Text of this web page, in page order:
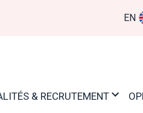
EN
& RECRUTEMENT